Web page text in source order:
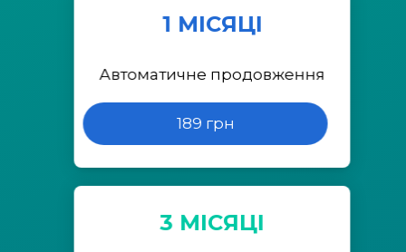
1 МІСЯЦІ
Автоматичне продовження
189 грн
3 МІСЯЦІ